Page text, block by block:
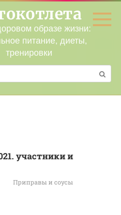
образе жизни:
питание, диеты,
тренировки
участники и
Приправы и соусы